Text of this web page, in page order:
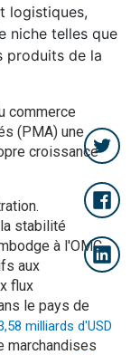
logistiques,
niche telles que
produits de la
commerce
(PMA) une
croissance
stabilité
à l'OMC
aux
flux
le pays de
milliards d'USD
marchandises